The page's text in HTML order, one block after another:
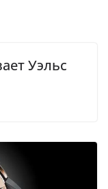
Уэльс